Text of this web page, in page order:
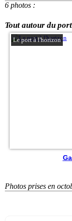
6 photos :
Tout autour du
Le port à l'horizon
Photos prises en